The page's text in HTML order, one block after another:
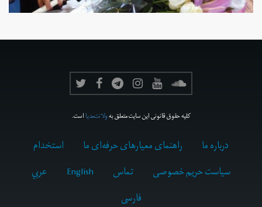
کلیه حقوق قانونی این سایت متعلق بهولانت‌مدیااست.
درباره ما راهنمای معیارهای حرفه‌ای ما
استخدام
سیاست حریم خصوصی
تماس English
عربي
فارسى